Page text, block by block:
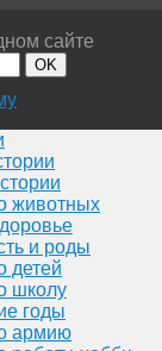
сайте
OK
животных
и роды
детей
школу
годы
армию